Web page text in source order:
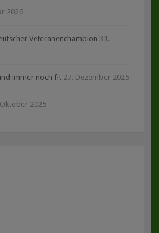
2026
Veteranenchampion 31.
immer noch fit 27. Dezember 2025
2025